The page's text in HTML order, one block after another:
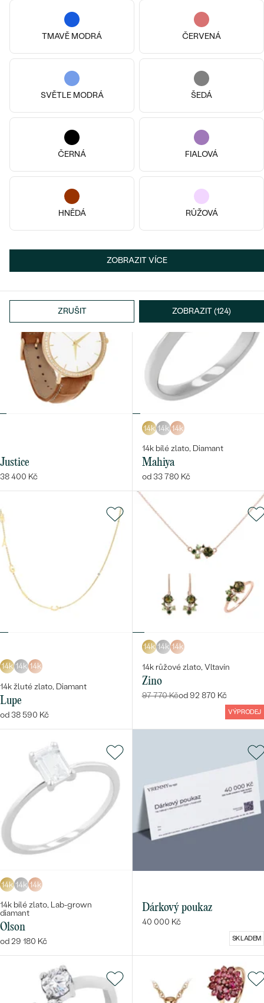
TMAVĚ MODRÁ ČERVENÁ
SVĚTLE MODRÁ ŠEDÁ
ČERNÁ FIALOVÁ
HNĚDÁ RŮŽOVÁ
ZOBRAZIT VÍCE
ZRUŠIT ZOBRAZIT (124)
Meda
diamant
14k žluté zlato, Smaragd
Justice
38 400 Kč
14k 14k 14k
14k bílé zlato, Diamant
Mahiya
od 33 780 Kč
14k 14k 14k
14k žluté zlato, Diamant
Lupe
od 38 590 Kč
14k 14k 14k
14k růžové zlato, Vltavín
Zino
97 770 Kčod 92 870 Kč
VÝPRODEJ
14k 14k 14k
14k bílé zlato, Lab-grown
diamant
Olson
od 29 180 Kč
Dárkový poukaz
40 000 Kč
SKLADEM